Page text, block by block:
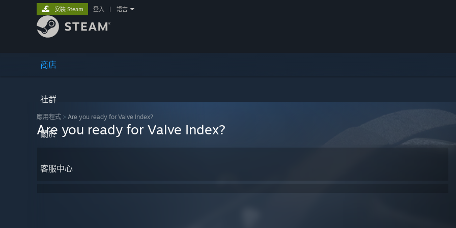
商店
社群
關於
客服中心
安裝 Steam 登入 語言
應用程式 > Are you ready for Valve Index?
Are you ready for Valve Index?